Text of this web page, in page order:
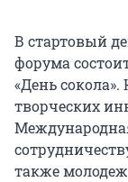
В стартовый
форума
«День
творческих
также